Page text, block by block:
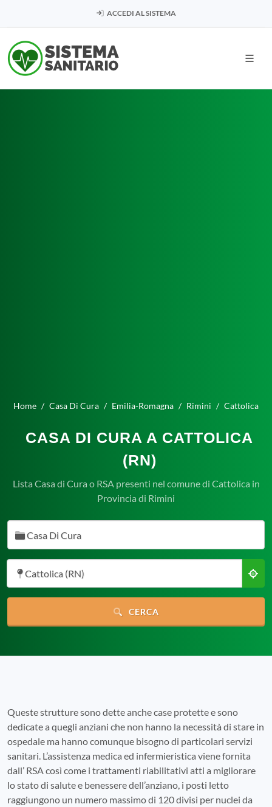
ACCEDI AL SISTEMA
Home Casa Di Cura Emilia-Romagna Rimini Cattolica
CASA DI CURA A CATTOLICA
(RN)
Lista Casa di Cura o RSA presenti nel comune di Cattolica in
Provincia di Rimini
Casa Di Cura
Cattolica (RN)
CERCA
Queste strutture sono dette anche case protette e sono
dedicate a quegli anziani che non hanno la necessità di stare in
ospedale ma hanno comunque bisogno di particolari servizi
sanitari. L’assistenza medica ed infermieristica viene fornita
dall’ RSA così come i trattamenti riabilitativi atti a migliorare
lo stato di salute e benessere dell’anziano, i posti letto
raggiungono un numero massimo di 120 divisi per nuclei da